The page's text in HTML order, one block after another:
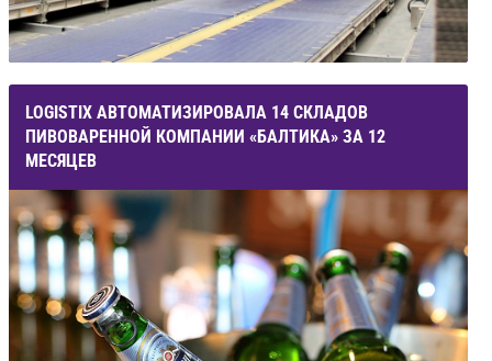
LOGISTIX АВТОМАТИЗИРОВАЛА 14 СКЛАДОВ
ПИВОВАРЕННОЙ КОМПАНИИ «БАЛТИКА» ЗА 12
МЕСЯЦЕВ